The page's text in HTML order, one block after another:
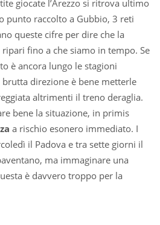
giocate l’Arezzo si ritrova ultimo
punto raccolto a Gubbio, 3 reti
queste cifre per dire che la
fino a che siamo in tempo. Se
è ancora lungo le stagioni
direzione è bene metterle
altrimenti il treno deraglia.
bene la situazione, in primis
a rischio esonero immediato. I
il Padova e tra sette giorni il
ma immaginare una
è davvero troppo per la